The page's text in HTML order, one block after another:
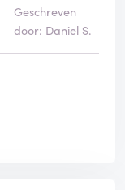
eind.
daar ook na.
zijn
en niet dat ik
ik weer geen
krijg want HEB
Geschreven
door: Daniel S.